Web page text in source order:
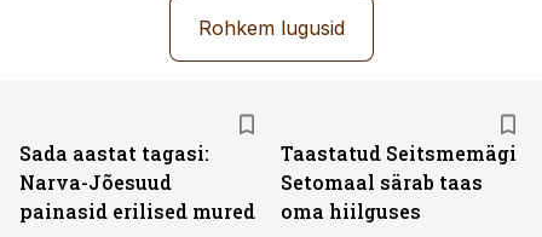
Rohkem lugusid
Sada aastat tagasi:
Narva-Jõesuud
painasid erilised mured
Taastatud Seitsmemägi
Setomaal särab taas
oma hiilguses